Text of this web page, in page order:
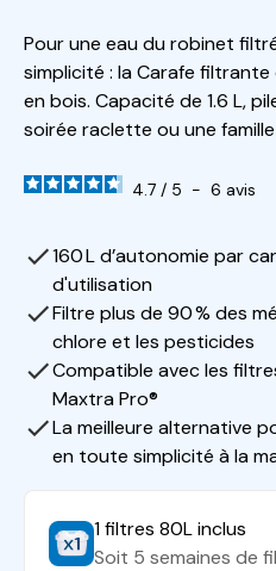
Pour une eau du robinet
simplicité : la Carafe
en bois. Capacité de 1.6 L,
soirée raclette ou une
4.7 / 5 - 6 avis
160 L d’autonomie par
d'utilisation
Filtre plus de 90 % des
chlore et les pesticides
Compatible avec les
Maxtra Pro®
La meilleure alternative
en toute simplicité à la
1 filtres 80L inclus
Soit 5 semaines de